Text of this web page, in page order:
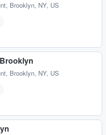
, Brooklyn, NY, US
, Brooklyn, NY, US